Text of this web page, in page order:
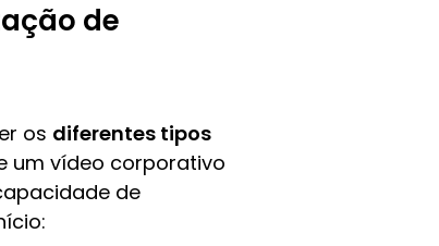
de
os diferentes tipos
um vídeo corporativo
de